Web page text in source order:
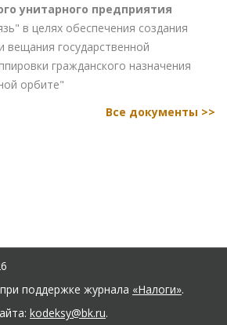
унитарного предприятия
в целях обеспечения создания
вещания государственной
гражданского назначения
орбите"
Все документы >>
поддержке журнала «Налоги».
kodeksy@bk.ru.